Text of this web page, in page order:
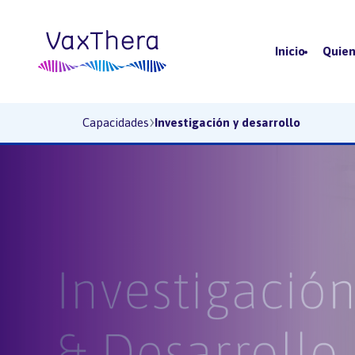
Inicio
Investigación y
Capacidades›Investigación y desarrollo